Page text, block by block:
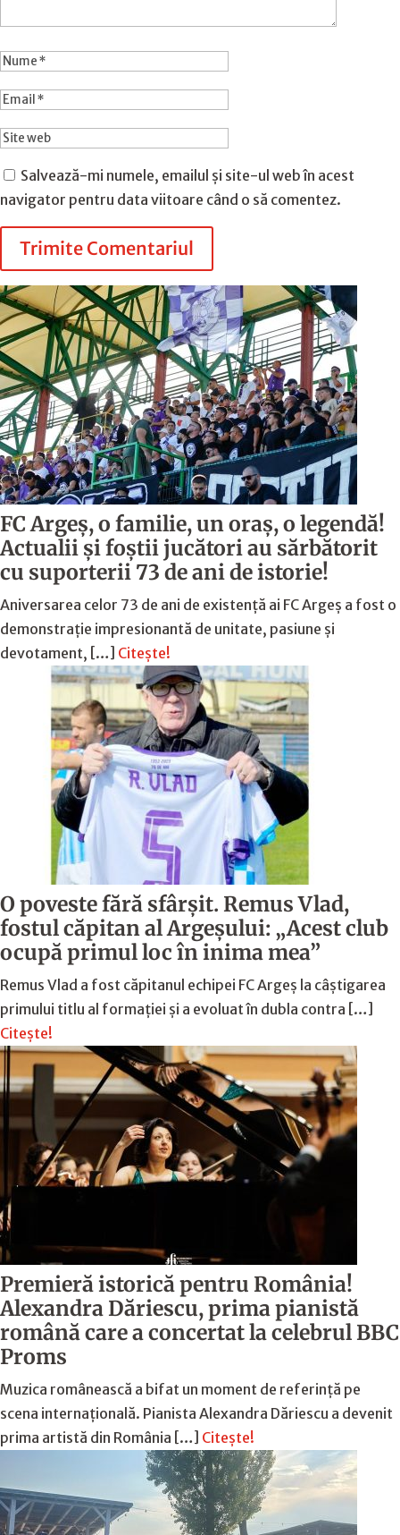
Salvează-mi numele, emailul și site-ul web în acest
navigator pentru data viitoare când o să comentez.
Trimite Comentariul
FC Argeş, o familie, un oraș, o legendă!
Actualii şi foştii jucători au sărbătorit
cu suporterii 73 de ani de istorie!
Aniversarea celor 73 de ani de existență ai FC Argeș a fost o
demonstrație impresionantă de unitate, pasiune și
devotament, […] Citește!
O poveste fără sfârşit. Remus Vlad,
fostul căpitan al Argeşului: „Acest club
ocupă primul loc în inima mea”
Remus Vlad a fost căpitanul echipei FC Argeș la câștigarea
primului titlu al formației și a evoluat în dubla contra […]
Citește!
Premieră istorică pentru România!
Alexandra Dăriescu, prima pianistă
română care a concertat la celebrul BBC
Proms
Muzica românească a bifat un moment de referință pe
scena internațională. Pianista Alexandra Dăriescu a devenit
prima artistă din România […] Citește!